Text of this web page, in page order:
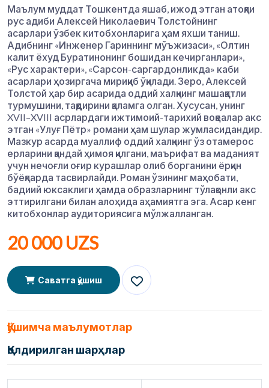
Маълум муддат Тошкентда яшаб, ижод этган атоқли
рус адиби Алексей Николаевич Толстойнинг
асарлари ўзбек китобхонларига ҳам яхши таниш.
Адибнинг «Инженер Гариннинг мўъжизаси», «Олтин
калит ёхуд Буратинонинг бошидан кечирганлари»,
«Рус характери», «Сарсон-саргардонликда» каби
асарлари ҳозиргача мириқиб ўқилади. Зеро, Алексей
Толстой ҳар бир асарида оддий халқнинг машаққатли
турмушини, тақдирини қаламга олган. Хусусан, унинг
XVII–XVIII асрлардаги ижтимоий-тарихий воқеалар акс
этган «Улуғ Пётр» романи ҳам шулар жумласидандир.
Мазкур асарда муаллиф оддий халқнинг ўз отамерос
ерларини қандай ҳимоя қилгани, маърифат ва маданият
учун нечоғли оғир курашлар олиб борганини ёрқин
бўёқларда тасвирлайди. Роман ўзининг маҳобати,
бадиий юксаклиги ҳамда образларнинг тўлақонли акс
эттирилгани билан алоҳида аҳамиятга эга. Асар кенг
китобхонлар аудиториясига мўлжалланган.
20 000 UZS
Саватга қўшиш
Қўшимча маълумотлар
Қолдирилган шарҳлар